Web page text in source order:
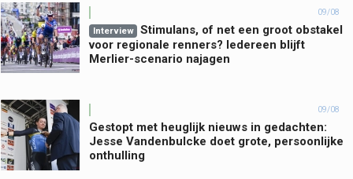
09/08
Interview
Stimulans, of net een groot obstakel
voor regionale renners? Iedereen blijft
Merlier-scenario najagen
09/08
Gestopt met heuglijk nieuws in gedachten:
Jesse Vandenbulcke doet grote, persoonlijke
onthulling